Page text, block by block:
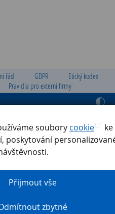
soubory cookie
poskytování
Přijmout vše
zbytné
řád GDPR
Etický kodex
Pravidla pro externí firmy